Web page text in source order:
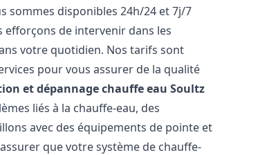
sommes disponibles 24h/24 et 7j/7
de intervenir dans les
votre quotidien. Nos tarifs sont
pour vous assurer de la qualité
et dépannage chauffe eau Soultz
liés à la chauffe-eau, des
avec des équipements de pointe et
que votre système de chauffe-